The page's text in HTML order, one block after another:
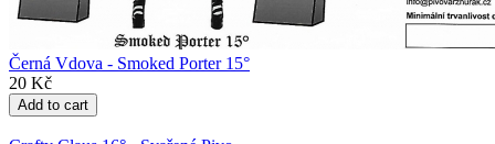
Černá Vdova - Smoked Porter 15°
20 Kč